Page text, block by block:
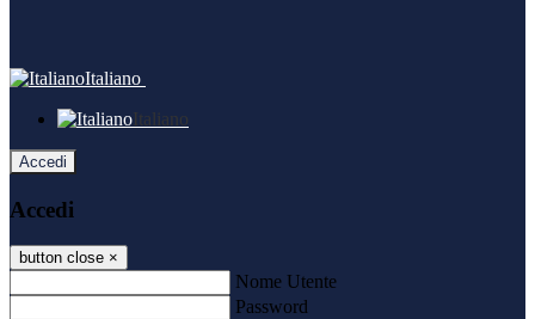
Italiano
Italiano
Accedi
Accedi
button close ×
Nome Utente
Password